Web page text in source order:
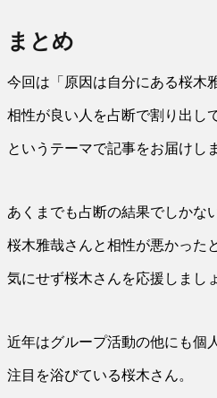
まとめ
今回は「原因は自分にある桜木
相性が良い人を占断で割り出し
というテーマで記事をお届けし
あくまでも占断の結果でしかな
桜木雅哉さんと相性が悪かった
気にせず桜木さんを応援しまし
近年はグループ活動の他にも個
注目を浴びている桜木さん。